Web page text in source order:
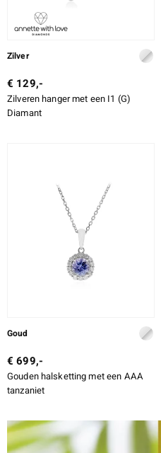
Zilver
€ 129,-
Zilveren hanger met een I1 (G)
Diamant
Goud
€ 699,-
Gouden halsketting met een AAA
tanzaniet